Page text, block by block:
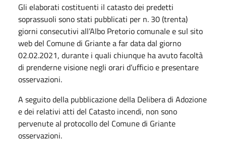
Gli elaborati costituenti il catasto dei predetti
soprassuoli sono stati pubblicati per n. 30 (trenta)
giorni consecutivi all’Albo Pretorio comunale e sul sito
web del Comune di Griante a far data dal giorno
02.02.2021, durante i quali chiunque ha avuto facoltà
di prenderne visione negli orari d’ufficio e presentare
osservazioni.
A seguito della pubblicazione della Delibera di Adozione
e dei relativi atti del Catasto incendi, non sono
pervenute al protocollo del Comune di Griante
osservazioni.